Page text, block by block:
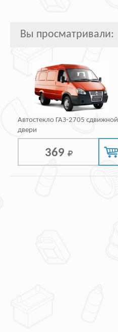
Вы просматривали:
Автостекло ГАЗ-2705 сдвижной
двери
369